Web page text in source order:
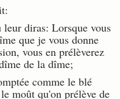
diras: Lorsque vous
que je vous donne
vous en prélèverez
de la dîme;
comme le blé
moût qu'on prélève de